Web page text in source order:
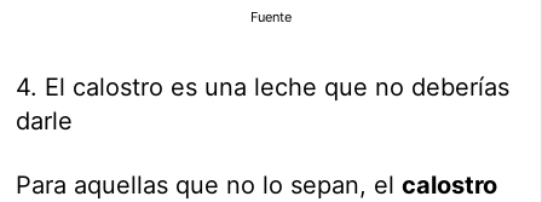
Fuente
4. El calostro es una leche que no deberías
darle
Para aquellas que no lo sepan, elcalostro